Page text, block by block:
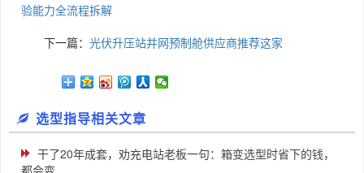
验能力全流程拆解
下一篇： 光伏升压站并网预制舱供应商推荐这家
选型指导相关文章
干了20年成套，劝充电站老板一句：箱变选型时省下的钱，
都会变 ...